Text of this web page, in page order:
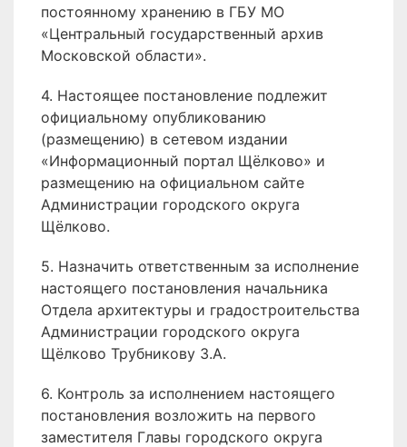
постоянному хранению в ГБУ МО
«Центральный государственный архив
Московской области».
4. Настоящее постановление подлежит
официальному опубликованию
(размещению) в сетевом издании
«Информационный портал Щёлково» и
размещению на официальном сайте
Администрации городского округа
Щёлково.
5. Назначить ответственным за исполнение
настоящего постановления начальника
Отдела архитектуры и градостроительства
Администрации городского округа
Щёлково Трубникову З.А.
6. Контроль за исполнением настоящего
постановления возложить на первого
заместителя Главы городского округа